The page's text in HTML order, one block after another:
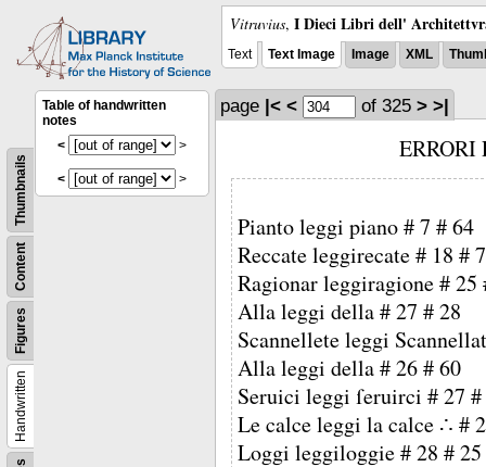
Vitruvius, I Dieci Libri dell'
Text Text Image Image XML
Handwritten
Figures
Content
Thumbnails
Table of handwritten
notes
<
>
< >
page |< < of 325 > >|
Pianto leggi piano # 7 # 64
Reccate leggirecate # 18 #
Ragionar leggiragione # 25
Alla leggi della # 27 # 28
Scannellete leggi
Alla leggi della # 26 # 60
Seruici leggi ſeruirci # 27
Le calce leggi la calce ∴ #
Loggi leggiloggie # 28 # 25